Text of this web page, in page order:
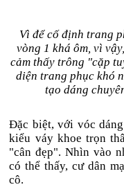
Vì để cố định trang
vòng 1 khá ôm, vì
cảm thấy trông "cặp
diện trang phục khó
tạo dáng
Đặc biệt, với vóc
kiểu váy khoe trọn
"cân đẹp". Nhìn vào
có thể thấy, cư dân
cô.